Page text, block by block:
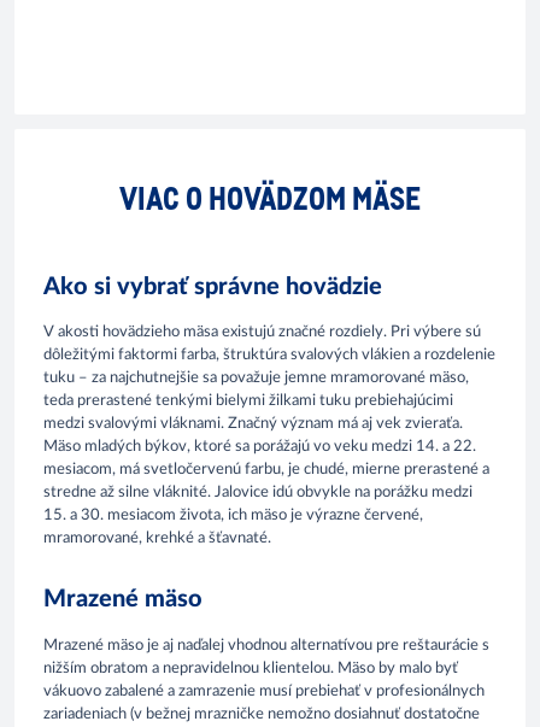
VIAC O HOVÄDZOM MÄSE
Ako si vybrať správne hovädzie
V akosti hovädzieho mäsa existujú značné rozdiely. Pri výbere sú
dôležitými faktormi farba, štruktúra svalových vlákien a rozdelenie
tuku – za najchutnejšie sa považuje jemne mramorované mäso,
teda prerastené tenkými bielymi žilkami tuku prebiehajúcimi
medzi svalovými vláknami. Značný význam má aj vek zvieraťa.
Mäso mladých býkov, ktoré sa porážajú vo veku medzi 14. a 22.
mesiacom, má svetločervenú farbu, je chudé, mierne prerastené a
stredne až silne vláknité. Jalovice idú obvykle na porážku medzi
15. a 30. mesiacom života, ich mäso je výrazne červené,
mramorované, krehké a šťavnaté.
Mrazené mäso
Mrazené mäso je aj naďalej vhodnou alternatívou pre reštaurácie s
nižším obratom a nepravidelnou klientelou. Mäso by malo byť
vákuovo zabalené a zamrazenie musí prebiehať v profesionálnych
zariadeniach (v bežnej mrazničke nemožno dosiahnuť dostatočne